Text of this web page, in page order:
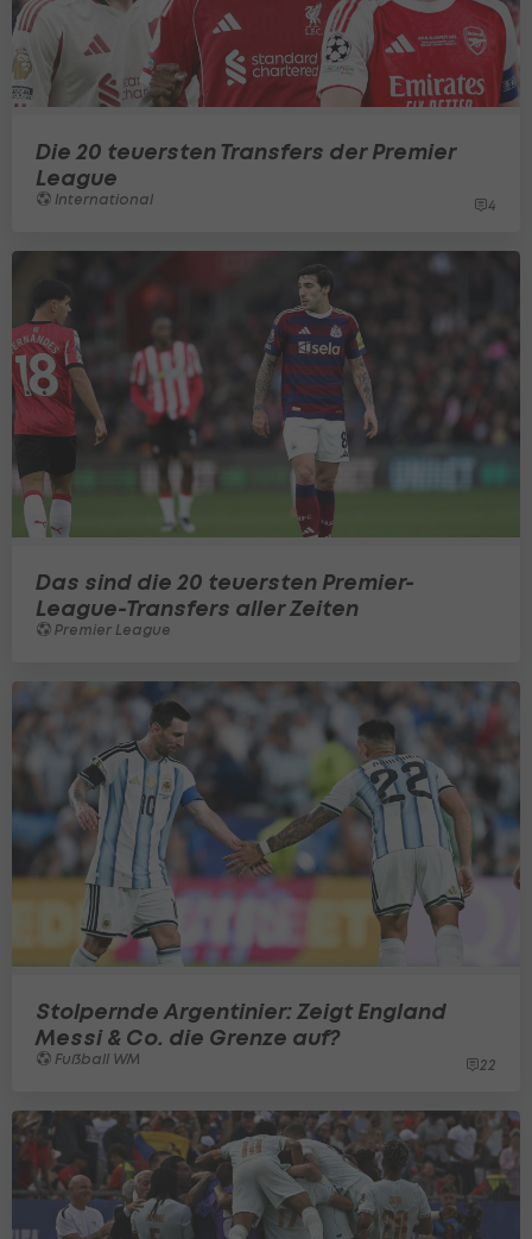
Die 20 teuersten Transfers der Premier
League
International 4
Das sind die 20 teuersten Premier-
League-Transfers aller Zeiten
Premier League
Stolpernde Argentinier: Zeigt England
Messi & Co. die Grenze auf?
Fußball WM 22